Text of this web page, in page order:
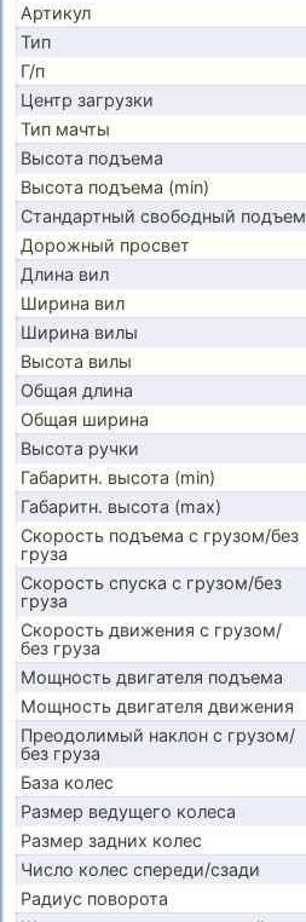
Артикул
Тип
Г/п
Центр загрузки
Тип мачты
Высота подъема
Высота подъема (min)
Стандартный свободный подъем
Дорожный просвет
Длина вил
Ширина вил
Ширина вилы
Высота вилы
Общая длина
Общая ширина
Высота ручки
Габаритн. высота (min)
Габаритн. высота (max)
Скорость подъема с грузом/без
груза
Скорость спуска с грузом/без
груза
Скорость движения с грузом/
без груза
Мощность двигателя подъема
Мощность двигателя движения
Преодолимый наклон с грузом/
без груза
База колес
Размер ведущего колеса
Размер задних колес
Число колес спереди/сзади
Радиус поворота